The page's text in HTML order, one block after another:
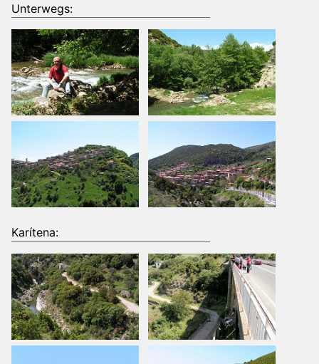
Unterwegs:
Karítena: